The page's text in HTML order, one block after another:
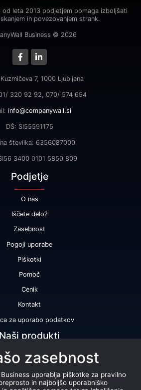
od leta 2013 podjetjem pomaga izboljšati
in povezovanjem strank.
Business © 2026
7, 1000 Ljubljana
320 92 92, 070/ 574 654
info@companywall.si
DŠ: SI55591175
številka: 6356087000
3400 0101 5850 809
Podjetje
O nas
Iščete delo?
Zasebnost
Pogoji uporabe
Piškotki
Pomoč
Cenik
Kontakt
za uporabo podatkov
Naši produkti
Bonitetna ocena
Bonitetno poročilo
bonitetne odličnosti
zasebnost
uporablja piškotke za pravilno
in najboljšo uporabniško